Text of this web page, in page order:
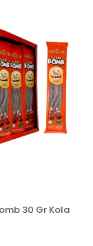
30 Gr Kola